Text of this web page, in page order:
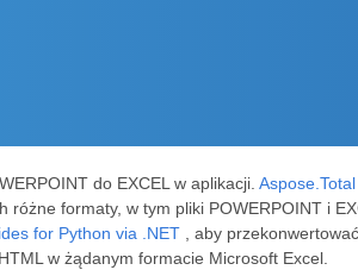
do EXCEL w aplikacji.
formaty, w tym pliki POWERPOINT i
for Python via .NET , aby
w żądanym formacie Microsoft Excel.